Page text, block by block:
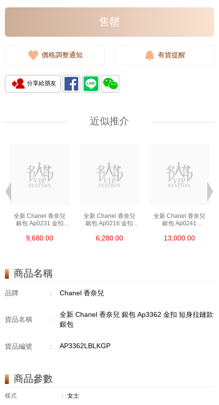
售罄
價格調整通知 有貨提醒
分享給朋友
近似推介
全新 Chanel 香奈兒
銀包 Ap0231 金扣
9,680.00
全新 Chanel 香奈兒
銀包 Ap0216 金扣
6,280.00
全新 Chanel 香奈兒
銀包 Ap0241
13,000.00
商品名稱
品牌 : Chanel 香奈兒
貨品名稱 :
全新 Chanel 香奈兒 銀包 Ap3362 金扣 短身拉鏈款
銀包
貨品編號 : AP3362LBLKGP
商品參數
樣式 ： 女士